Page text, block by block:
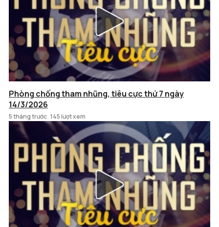
Phòng chống tham nhũng, tiêu cực thứ 7 ngày
14/3/2026
5 tháng trước 145 lượt xem